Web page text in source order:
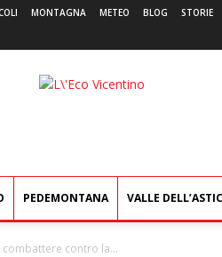
MONTAGNA METEO BLOG STORIE
L'Eco
PEDEMONTANA VALLE
contro la...